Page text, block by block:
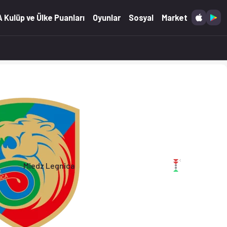
Kulüp ve Ülke Puanları Oyunlar Sosyal Market
Miedz Legnica